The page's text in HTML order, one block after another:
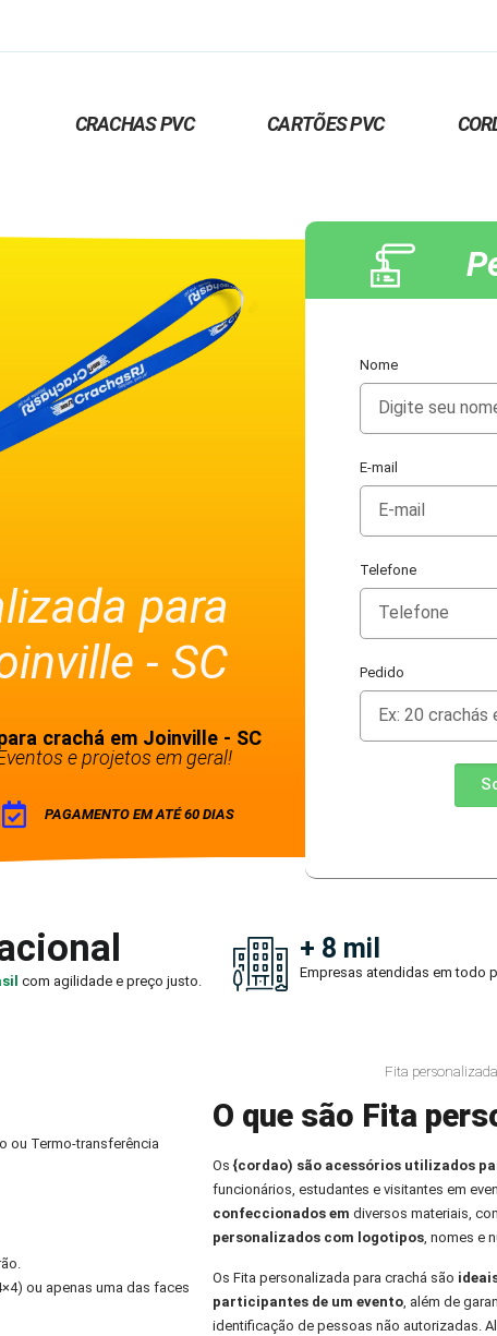
CRACHAS PVC CARTÕES PVC
para
- SC
crachá em Joinville - SC
e projetos em geral!
PAGAMENTO EM ATÉ 60 DIAS
Nome
E-mail
Telefone
Pedido
com agilidade e preço justo.
+ 8 mil
Empresas atendidas em todo
ou Termo-transferência
ou apenas uma das faces
Fita
O que são Fita
Os {cordao) são acessórios utilizados
funcionários, estudantes e visitantes em
confeccionados em diversos materiais,
personalizados com logotipos, nomes e
Os Fita personalizada para crachá são
participantes de um evento, além de
identificação de pessoas não autorizadas.